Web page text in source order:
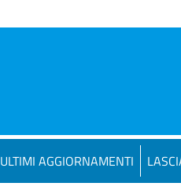
ULTIMI AGGIORNAMENTI